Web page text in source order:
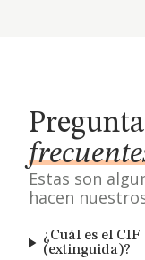
Estas son
hacen
¿Cuál es el
(extinguida)?